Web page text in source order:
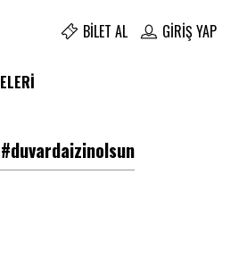
BILET AL GIRIŞ YAP
#duvardaizinolsun